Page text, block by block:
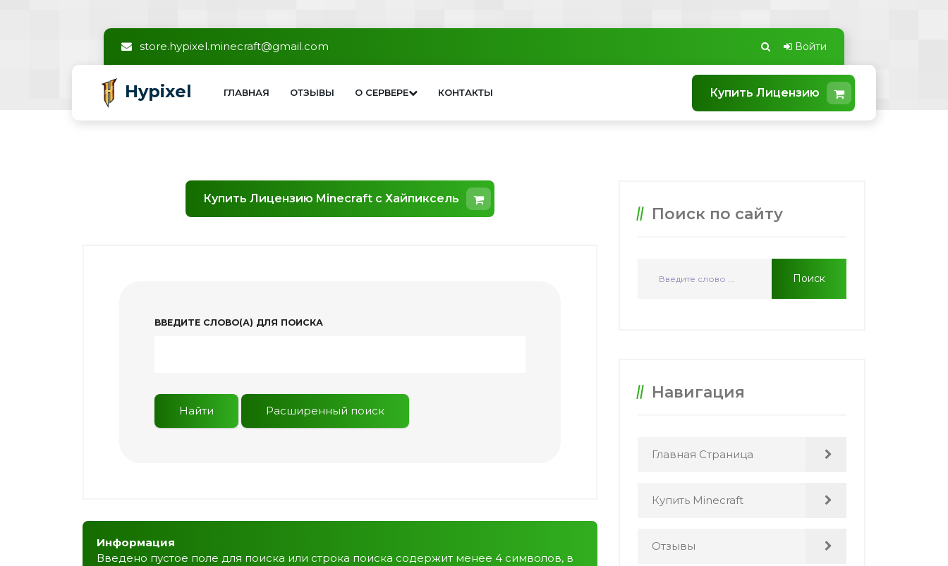
store.hypixel.minecraft@gmail.com Войти
Hypixel ГЛАВНАЯ ОТЗЫВЫ О СЕРВЕРЕ КОНТАКТЫ Купить Лицензию
Купить Лицензию Minecraft с Хайпиксель
ВВЕДИТЕ СЛОВО(А) ДЛЯ ПОИСКА
Найти Расширенный поиск
Информация
Введено пустое поле для поиска или строка поиска содержит менее 4 символов, в
Поиск по сайту
Навигация
Главная Страница
Купить Minecraft
Отзывы